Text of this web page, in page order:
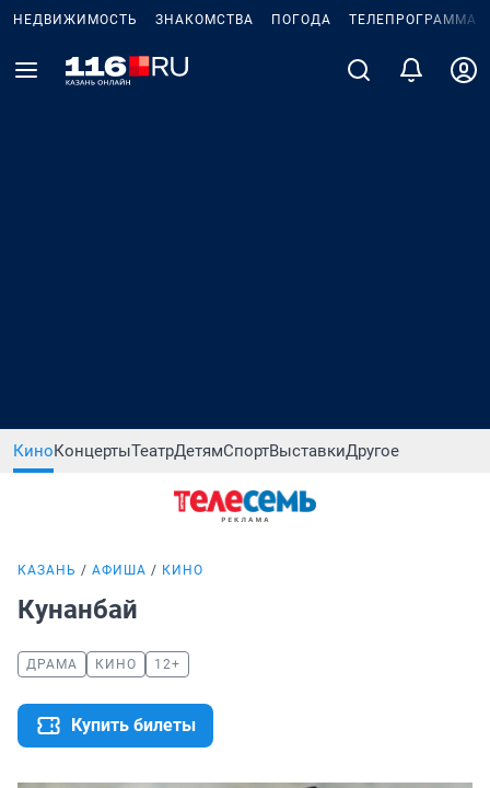
НЕДВИЖИМОСТЬ ЗНАКОМСТВА ПОГОДА ТЕЛЕПРОГРАММА
КиноКонцертыТеатрДетямСпортВыставкиДругое
КАЗАНЬ АФИША КИНО
Кунанбай
ДРАМА КИНО 12+
Купить билеты